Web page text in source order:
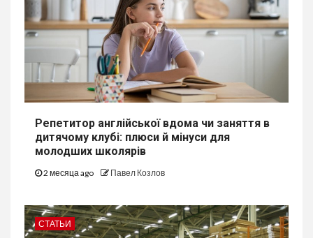
Репетитор англійської вдома чи заняття в
дитячому клубі: плюси й мінуси для
молодших школярів
2 месяца ago Павел Козлов
СТАТЬИ